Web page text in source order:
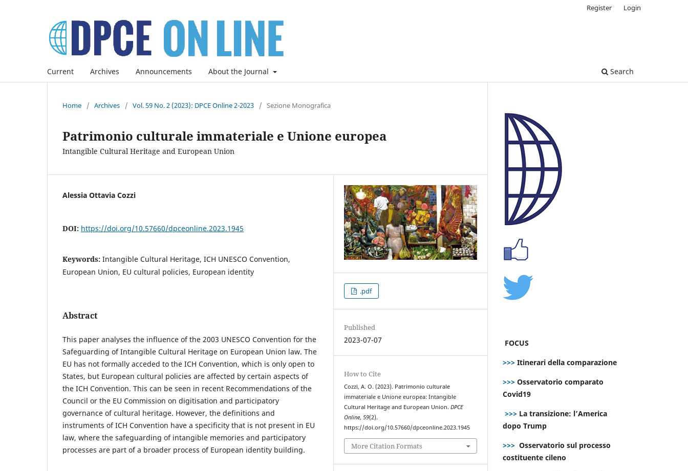
Current Archives Announcements About the Journal Search
Register Login
Home / Archives / Vol. 59 No. 2 (2023): DPCE Online 2-2023 / Sezione Monografica
Patrimonio culturale immateriale e Unione europea
Intangible Cultural Heritage and European Union
Alessia Ottavia Cozzi
DOI: https://doi.org/10.57660/dpceonline.2023.1945
Keywords: Intangible Cultural Heritage, ICH UNESCO Convention,
European Union, EU cultural policies, European identity
Abstract
This paper analyses the influence of the 2003 UNESCO Convention for the
Safeguarding of Intangible Cultural Heritage on European Union law. The
EU has not formally acceded to the ICH Convention, which is only open to
States, but European cultural policies are affected by certain aspects of
the ICH Convention. This can be seen in recent Recommendations of the
Council or the EU Commission on digitisation and participatory
governance of cultural heritage. However, the definitions and
instruments of ICH Convention have a specificity that is not present in EU
law, where the safeguarding of intangible memories and participatory
processes are part of a broader process of European identity building.
.pdf
Published
2023-07-07
How to Cite
Cozzi, A. O. (2023). Patrimonio culturale
immateriale e Unione europea: Intangible
Cultural Heritage and European Union.DPCE
Online,59(2).
https://doi.org/10.57660/dpceonline.2023.1945
More Citation Formats
FOCUS
>>> Itinerari della comparazione
>>> Osservatorio comparato
Covid19
>>> La transizione: l’America
dopo Trump
>>> Osservatorio sul processo
costituente cileno